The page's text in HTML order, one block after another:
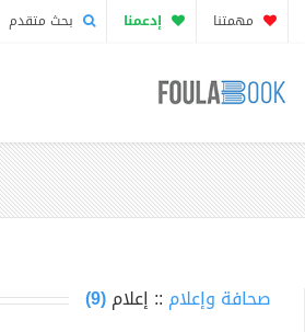
مهمتنا إدعمنا بحث متقدم
صحافة وإعلام :: إعلام(9)